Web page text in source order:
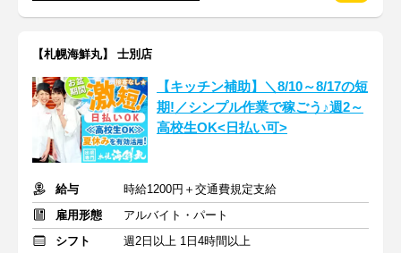
【札幌海鮮丸】 士別店
【キッチン補助】＼8/10～8/17の短
期!／シンプル作業で稼ごう♪週2～
高校生OK<日払い可>
給与
時給1200円＋交通費規定支給
雇用形態
アルバイト・パート
シフト
週2日以上 1日4時間以上